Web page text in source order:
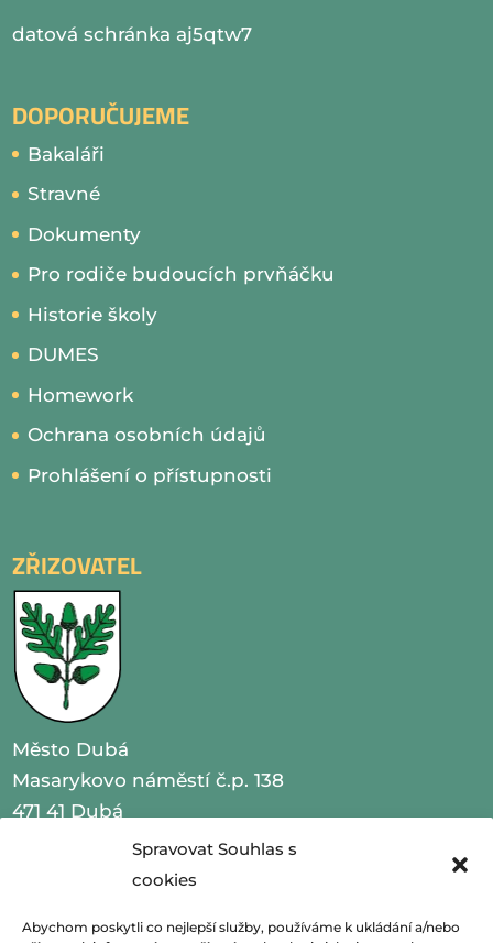
Spravovat Souhlas s
cookies
Abychom poskytli co nejlepší služby, používáme k ukládání a/nebo
datová schránka aj5qtw7
DOPORUČUJEME
Bakaláři
Stravné
Dokumenty
Pro rodiče budoucích prvňáčku
Historie školy
DUMES
Homework
Ochrana osobních údajů
Prohlášení o přístupnosti
ZŘIZOVATEL
Město Dubá
Masarykovo náměstí č.p. 138
471 41 Dubá
IČO 00260479